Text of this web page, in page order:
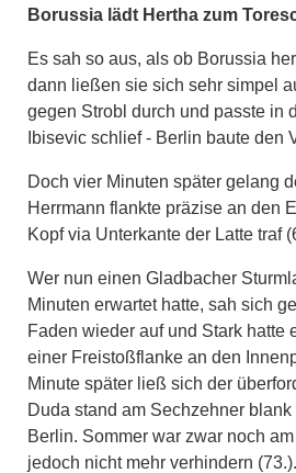
Borussia lädt Hertha zum
Es sah so aus, als ob Borussia
dann ließen sie sich sehr simpel
gegen Strobl durch und passte in
Ibisevic schlief - Berlin baute den
Doch vier Minuten später gelang
Herrmann flankte präzise an den
Kopf via Unterkante der Latte traf
Wer nun einen Gladbacher
Minuten erwartet hatte, sah sich
Faden wieder auf und Stark hatte
einer Freistoßflanke an den
Minute später ließ sich der
Duda stand am Sechzehner
Berlin. Sommer war zwar noch
jedoch nicht mehr verhindern (73.).